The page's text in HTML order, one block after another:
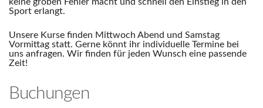
Sport erlangt.
Unsere Kurse finden Mittwoch Abend und Samstag
Vormittag statt. Gerne könnt ihr individuelle Termine bei
uns anfragen. Wir finden für jeden Wunsch eine passende
Zeit!
Buchungen